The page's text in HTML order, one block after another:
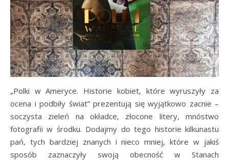
„Polki w Ameryce. Historie kobiet, które wyruszyły za
ocena i podbiły świat” prezentują się wyjątkowo zacnie –
soczysta zieleń na okładce, złocone litery, mnóstwo
fotografii w środku. Dodajmy do tego historie kilkunastu
pań, tych bardziej znanych i nieco mniej, które w jakiś
sposób zaznaczyły swoją obecność w Stanach